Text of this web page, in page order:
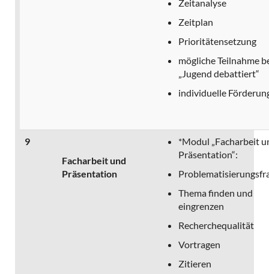
Zeitanalyse
Zeitplan
Prioritätensetzung
mögliche Teilnahme
„Jugend debattiert“
individuelle
9
Facharbeit und
Präsentation
*Modul „Facharbeit
Präsentation“:
Thema finden und
eingrenzen
Recherchequalität
Vortragen
Zitieren